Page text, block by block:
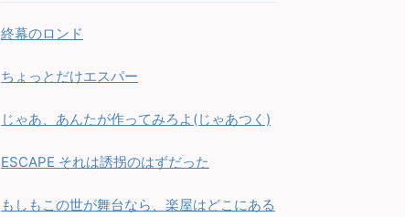
終幕のロンド
ちょっとだけエスパー
じゃあ、あんたが作ってみろよ(じゃあつく)
ESCAPE それは誘拐のはずだった
もしもこの世が舞台なら、楽屋はどこにある